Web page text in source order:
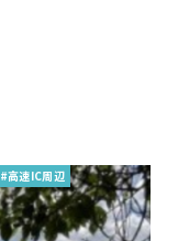
#高速IC周辺